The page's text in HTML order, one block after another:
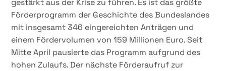
Förderprogramm der Geschichte des Bundeslandes
mit insgesamt 346 eingereichten Anträgen und
einem Fördervolumen von 159 Millionen Euro. Seit
Mitte April pausierte das Programm aufgrund des
hohen Zulaufs. Der nächste Förderaufruf zur